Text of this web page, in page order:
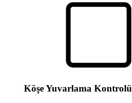
Köşe Yuvarlama Kontrolü